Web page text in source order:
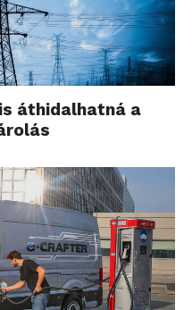
áthidalhatná a